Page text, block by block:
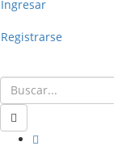
Ingresar
Registrarse